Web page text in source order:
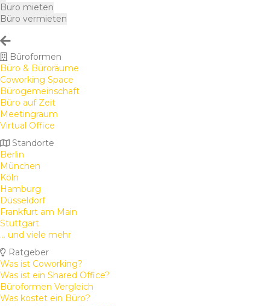
Büro mieten
Büro vermieten
Büroformen
Büro & Büroräume
Coworking Space
Bürogemeinschaft
Büro auf Zeit
Meetingraum
Virtual Office
Standorte
Berlin
München
Köln
Hamburg
Düsseldorf
Frankfurt am Main
Stuttgart
... und viele mehr
Ratgeber
Was ist Coworking?
Was ist ein Shared Office?
Büroformen Vergleich
Was kostet ein Büro?